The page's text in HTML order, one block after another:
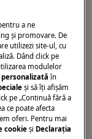
când
se creează
gătirea unei
coacere.
a ne
și promovare. De
utilizezi site-ul, cu
Dând click pe
modulelor
în
și să îţi afișăm
pe „Continuă fără a
ce poate afecta
oferi. Pentru mai
cookie și Declaraţia